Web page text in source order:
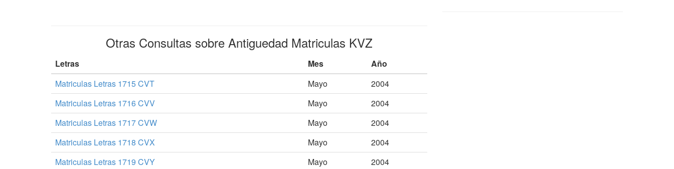
Otras Consultas sobre Antiguedad Matriculas KVZ
Letras Mes
Año
Matriculas Letras 1715 CVT
Mayo
2004
Matriculas Letras 1716 CVV
Mayo
2004
Matriculas Letras 1717 CVW
Mayo
2004
Matriculas Letras 1718 CVX
Mayo
2004
Matriculas Letras 1719 CVY
Mayo
2004